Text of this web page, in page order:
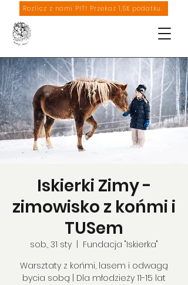
Rozlicz z nami PIT! Przekaż 1,5% podatku.
Iskierki Zimy -
zimowisko z końmi i
TUSem
sob., 31 sty
Fundacja "Iskierka"
Warsztaty z końmi, lasem i odwagą
bycia sobą | Dla młodzieży 11-15 lat